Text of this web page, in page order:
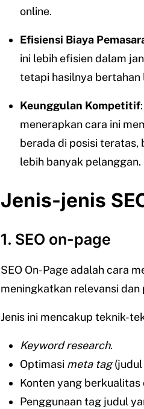
online.
Efisiensi Biaya
ini lebih efisien dalam
tetapi hasilnya bertahan
Keunggulan Kompetitif
menerapkan cara ini
berada di posisi teratas,
lebih banyak pelanggan.
Jenis-jenis
1. SEO on-page
SEO On-Page adalah cara
meningkatkan relevansi
Jenis ini mencakup teknik-
Keyword research.
Optimasi meta tag(judul
Konten yang berkualitas
Penggunaan tag judul